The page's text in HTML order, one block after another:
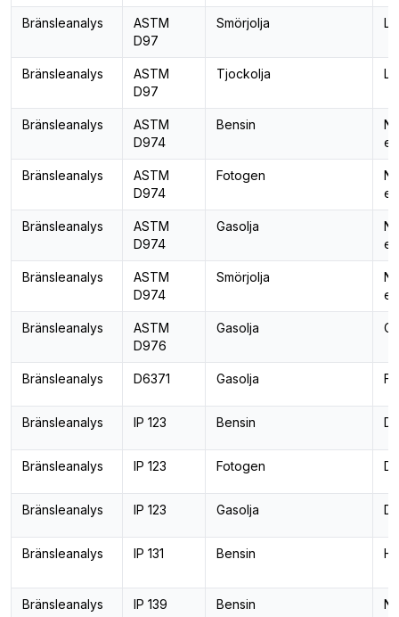
Bränsleanalys
ASTM
D97
Smörjolja
Bränsleanalys
ASTM
D97
Tjockolja
Bränsleanalys
ASTM
D974
Bensin
Bränsleanalys
ASTM
D974
Fotogen
Bränsleanalys
ASTM
D974
Gasolja
Bränsleanalys
ASTM
D974
Smörjolja
Bränsleanalys
ASTM
D976
Gasolja
Bränsleanalys D6371 Gasolja
Bränsleanalys IP 123 Bensin
Bränsleanalys IP 123 Fotogen
Bränsleanalys IP 123 Gasolja
Bränsleanalys IP 131 Bensin
Bränsleanalys IP 139 Bensin